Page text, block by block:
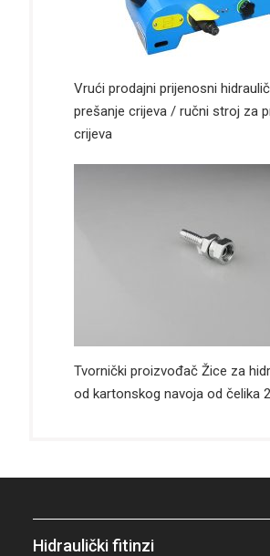
Vrući prodajni prijenosni
prešanje crijeva / ručni stroj za
crijeva
Tvornički proizvođač Žice za
od kartonskog navoja od čelika
Hidraulički fitinzi